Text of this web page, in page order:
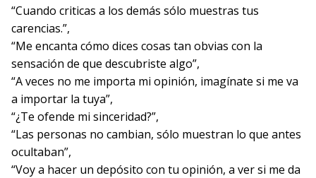
“Cuando criticas a los demás sólo muestras tus
carencias.”,
“Me encanta cómo dices cosas tan obvias con la
sensación de que descubriste algo”,
“A veces no me importa mi opinión, imagínate si me va
a importar la tuya”,
“¿Te ofende mi sinceridad?”,
“Las personas no cambian, sólo muestran lo que antes
ocultaban”,
“Voy a hacer un depósito con tu opinión, a ver si me da